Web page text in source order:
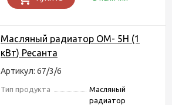
Масляный радиатор ОМ- 5Н (1
кВт) Ресанта
Артикул: 67/3/6
Тип продукта
Масляный
радиатор